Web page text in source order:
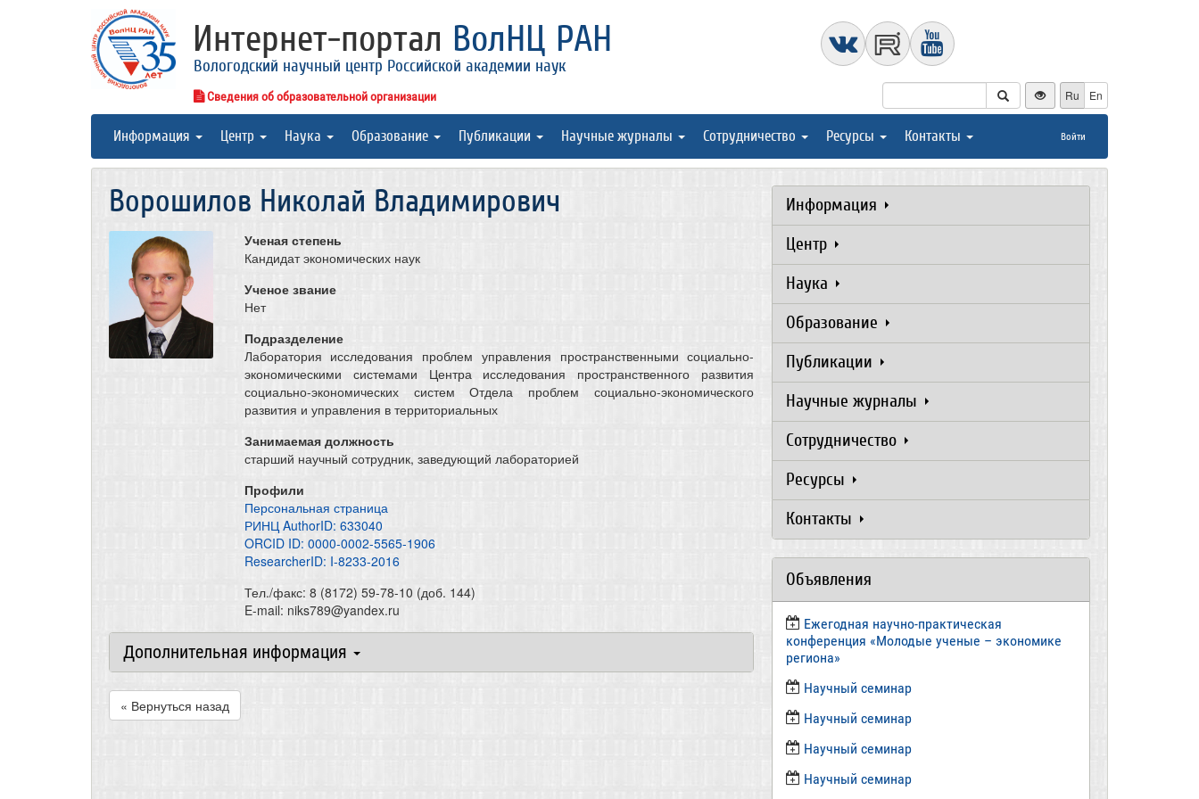
Интернет-портал ВолНЦ РАН
Вологодский научный центр Российской академии наук
Сведения об образовательной организации Ru En
Информация Центр Наука Образование Публикации Научные журналы Сотрудничество Ресурсы Контакты Войти
Ворошилов Николай Владимирович
Ученая степень
Кандидат экономических наук
Ученое звание
Нет
Подразделение
Лаборатория исследования проблем управления пространственными социально-
экономическими системами Центра исследования пространственного развития
социально-экономических систем Отдела проблем социально-экономического
развития и управления в территориальных
Занимаемая должность
старший научный сотрудник, заведующий лабораторией
Профили
Персональная страница
РИНЦ AuthorID: 633040
ORCID ID: 0000-0002-5565-1906
ResearcherID: I-8233-2016
Тел./факс: 8 (8172) 59-78-10 (доб. 144)
E-mail: niks789@yandex.ru
Дополнительная информация
« Вернуться назад
Информация
Центр
Наука
Образование
Публикации
Научные журналы
Сотрудничество
Ресурсы
Контакты
Объявления
Ежегодная научно-практическая
конференция «Молодые ученые – экономике
региона»
​Научный семинар
​Научный семинар
Научный семинар
​Научный семинар